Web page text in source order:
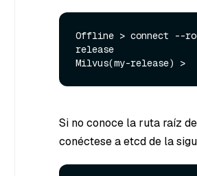
Offline > connect --
release
Si no conoce la ruta raíz
conéctese a etcd de la